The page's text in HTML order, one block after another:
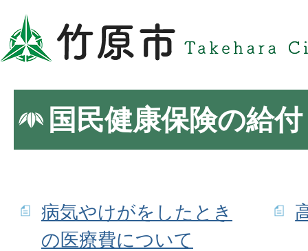
国民健康保険の給付
病気やけがをしたとき
の医療費について